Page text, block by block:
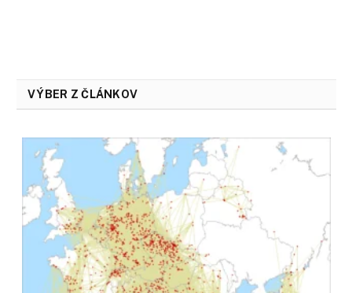
VÝBER Z ČLÁNKOV